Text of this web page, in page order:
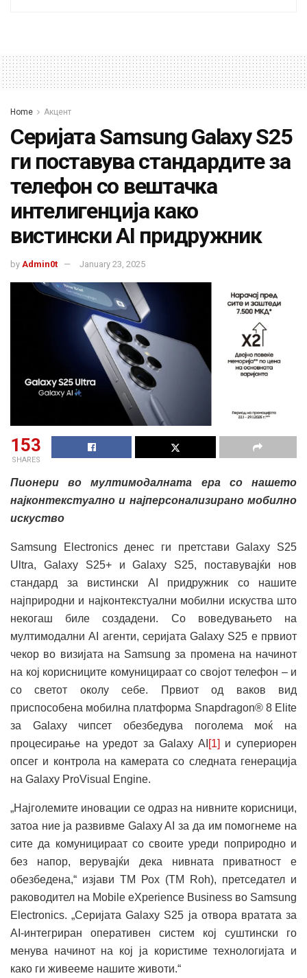
Home Акцент
Серијата Samsung Galaxy S25
ги поставува стандардите за
телефон со вештачка
интелигенција како
вистински AI придружник
by Admin0t January 23, 2025
153
SHARES
Пионери во мултимодалната ера со нашето
најконтекстуално и најперсонализирано мобилно
искуство
Samsung Electronics денес ги претстави Galaxy S25
Ultra, Galaxy S25+ и Galaxy S25, поставувајќи нов
стандард за вистински AI придружник со нашите
најприродни и најконтекстуални мобилни искуства што
некогаш биле создадени. Со воведувањето на
мултимодални AI агенти, серијата Galaxy S25 е првиот
чекор во визијата на Samsung за промена на начинот
на кој корисниците комуницираат со својот телефон – и
со светот околу себе. Првиот од ваков вид
приспособена мобилна платформа Snapdragon® 8 Elite
за Galaxy чипсет обезбедува поголема моќ на
процесирање на уредот за Galaxy AI [1] и супериорен
опсег и контрола на камерата со следната генерација
на Galaxy ProVisual Engine.
„Најголемите иновации се одраз на нивните корисници,
затоа ние ја развивме Galaxy AI за да им помогнеме на
сите да комуницираат со своите уреди поприродно и
без напор, верувајќи дека нивната приватност е
обезбедена,“ изјави ТМ Рох (TM Roh), претседател и
раководител на Mobile eXperience Business во Samsung
Electronics. „Серијата Galaxy S25 ја отвора вратата за
AI-интегриран оперативен систем кој суштински го
менува начинот на кој ја користиме технологијата и
како ги живееме нашите животи.“